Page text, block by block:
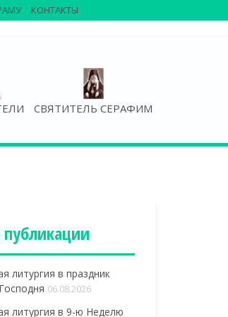
СВЯТИТЕЛЬ СЕРАФИМ
КОНТАКТЫ
литургия в праздник
06.08.2026
литургия в 9-ю Неделю